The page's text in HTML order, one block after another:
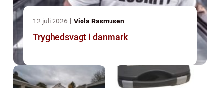
12 juli 2026 Viola Rasmusen
Tryghedsvagt i danmark